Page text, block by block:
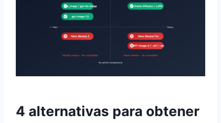
4 alternativas para obtener